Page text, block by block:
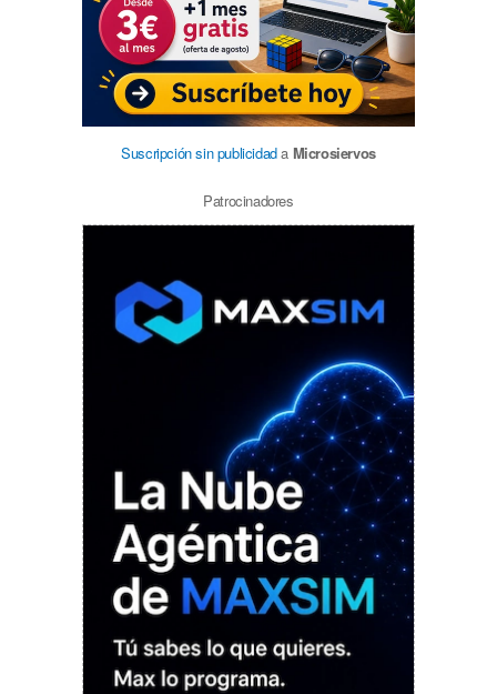
Suscripción sin publicidada Microsiervos
Patrocinadores